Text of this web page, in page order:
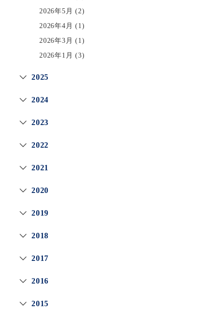
2026年5月 (2)
2026年4月 (1)
2026年3月 (1)
2026年1月 (3)
2025
2024
2023
2022
2021
2020
2019
2018
2017
2016
2015